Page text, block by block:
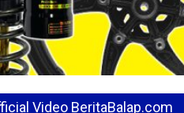
Video BeritaBalap.com